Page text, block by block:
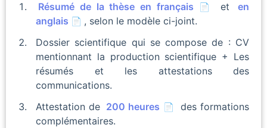
Résumé de la thèse en français et
en
anglais
, selon le modèle ci-joint.
Dossier scientifique qui se compose de : CV
mentionnant la production scientifique + Les
résumés et les attestations des
communications.
Attestation de 200 heures
des formations
complémentaires.